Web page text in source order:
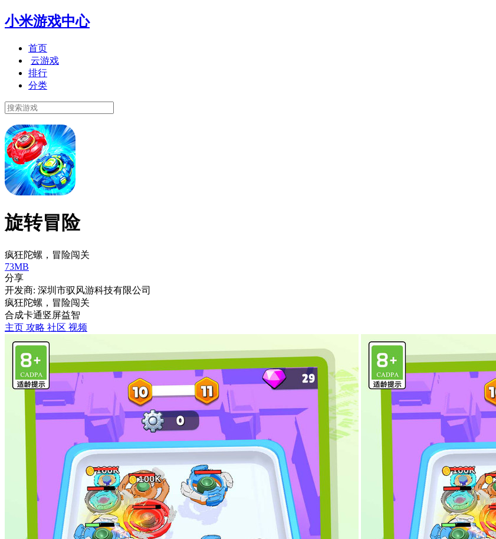
小米游戏中心
首页
云游戏
排行
分类
旋转冒险
疯狂陀螺，冒险闯关
73MB
分享
开发商: 深圳市驭风游科技有限公司
疯狂陀螺，冒险闯关
合成卡通竖屏益智
主页 攻略 社区 视频